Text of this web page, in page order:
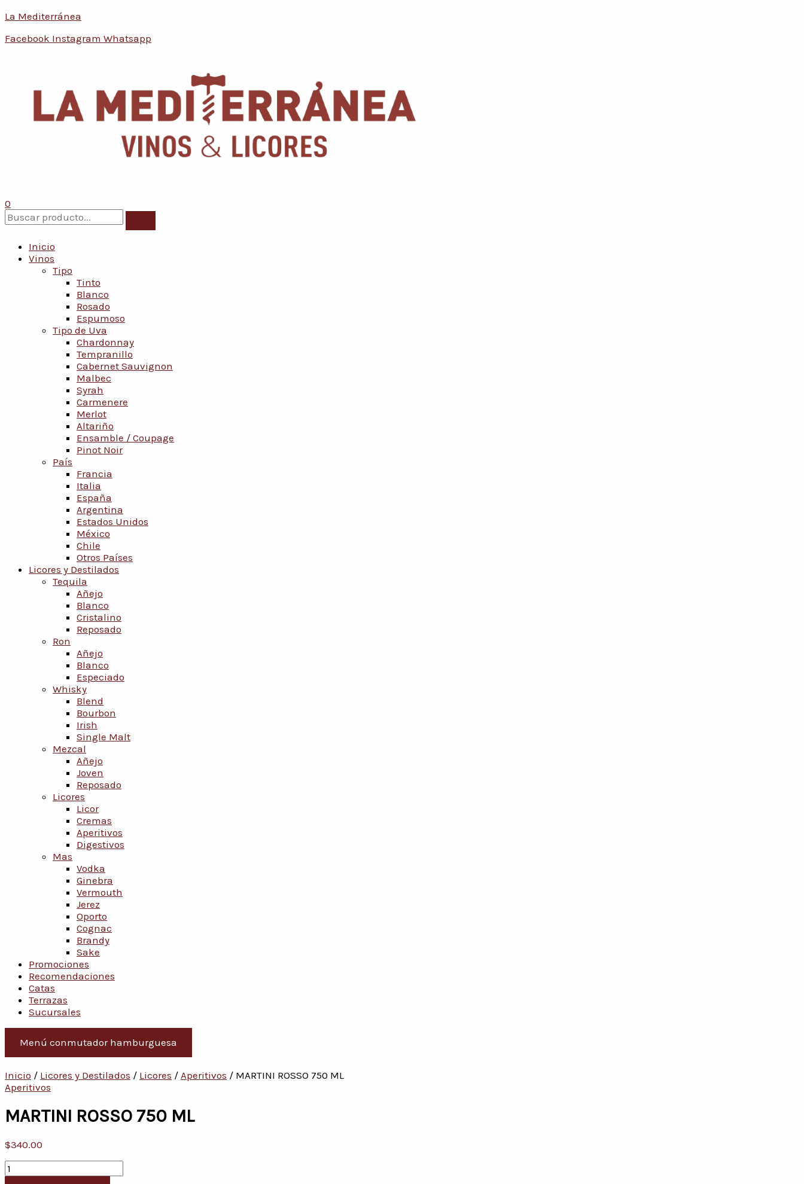
al
La Mediterránea
Facebook Instagram Whatsapp
0
Inicio
Vinos
Tipo
Tinto
Blanco
Rosado
Espumoso
Tipo de Uva
Chardonnay
Tempranillo
Cabernet Sauvignon
Malbec
Syrah
Carmenere
Merlot
Altariño
Ensamble / Coupage
Pinot Noir
País
Francia
Italia
España
Argentina
Estados Unidos
México
Chile
Otros Países
Licores y Destilados
Tequila
Añejo
Blanco
Cristalino
Reposado
Ron
Añejo
Blanco
Especiado
Whisky
Blend
Bourbon
Irish
Single Malt
Mezcal
Añejo
Joven
Reposado
Licores
Licor
Cremas
Aperitivos
Digestivos
Mas
Vodka
Ginebra
Vermouth
Jerez
Oporto
Cognac
Brandy
Sake
Promociones
Recomendaciones
Catas
Terrazas
Sucursales
Menú conmutador hamburguesa
Inicio / Licores y Destilados / Licores / Aperitivos / MARTINI ROSSO 750 ML
Aperitivos
MARTINI ROSSO 750 ML
$340.00
ROSSO
ML